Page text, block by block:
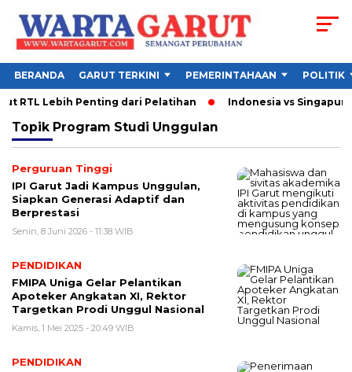
BERANDA GARUT TERKINI PEMERINTAHAAN POLITIK
RTL Lebih Penting dari Pelatihan Indonesia vs Singapura
Topik Program Studi Unggulan
Perguruan Tinggi
IPI Garut Jadi Kampus Unggulan,
Siapkan Generasi Adaptif dan
Berprestasi
Senin, 8 Juni 2026 - 11:38 WIB
PENDIDIKAN
FMIPA Uniga Gelar Pelantikan
Apoteker Angkatan XI, Rektor
Targetkan Prodi Unggul Nasional
Kamis, 1 Mei 2025 - 20:49 WIB
PENDIDIKAN